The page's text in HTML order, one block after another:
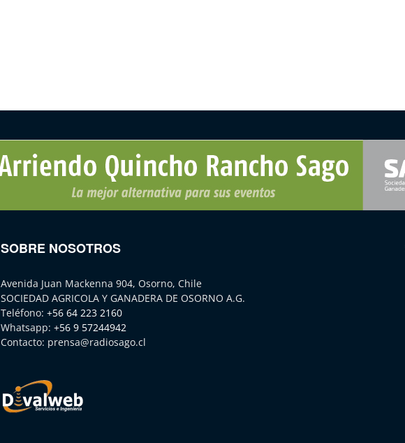
SOBRE NOSOTROS
Avenida Juan Mackenna 904, Osorno, Chile
SOCIEDAD AGRICOLA Y GANADERA DE OSORNO A.G.
Teléfono: +56 64 223 2160
Whatsapp: +56 9 57244942
Contacto: prensa@radiosago.cl